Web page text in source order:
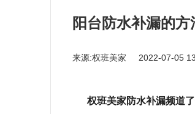
阳台防水补漏的
来源:权班美家 2022-07-05
权班美家防水补漏频道